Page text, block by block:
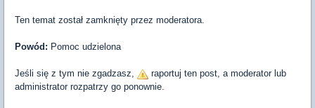
Ten temat został zamknięty przez moderatora.
Powód: Pomoc udzielona
Jeśli się z tym nie zgadzasz,
raportuj ten post, a moderator lub
administrator rozpatrzy go ponownie.